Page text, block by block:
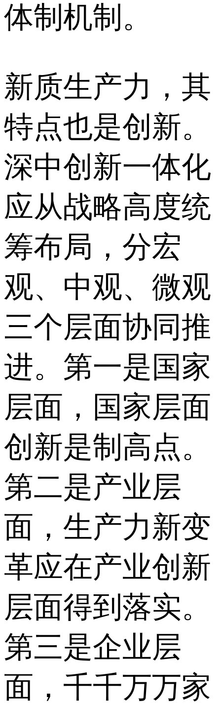
体制机制。
新质生产力，其
特点也是创新。
深中创新一体化
应从战略高度统
筹布局，分宏
观、中观、微观
三个层面协同推
进。第一是国家
层面，国家层面
创新是制高点。
第二是产业层
面，生产力新变
革应在产业创新
层面得到落实。
第三是企业层
面，千千万万家